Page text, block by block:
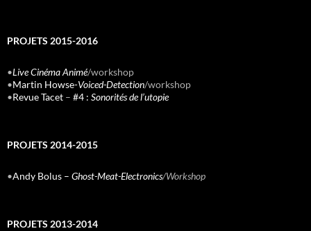
PROJETS 2015-2016
•Live Cinéma Animé/workshop
•Martin Howse-Voiced-Detection/workshop
•Revue Tacet – #4 : Sonorités de l’utopie
PROJETS 2014-2015
•Andy Bolus – Ghost-Meat-Electronics/Workshop
PROJETS 2013-2014